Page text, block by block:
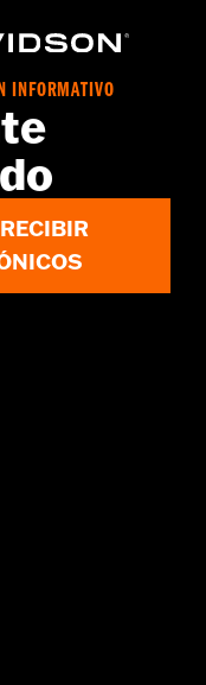
N.º de pieza
may require
for information.
INFORMATIVO